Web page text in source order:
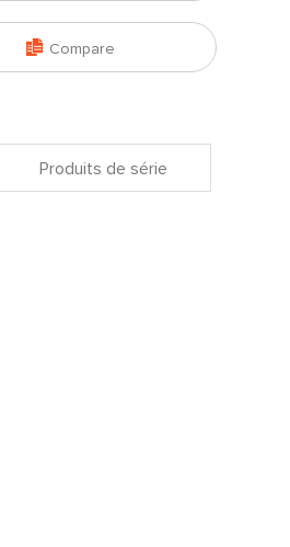
 Compare
Produits de série